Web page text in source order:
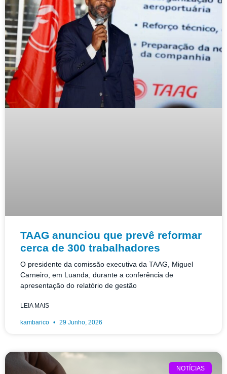
TAAG anunciou que prevê reformar
cerca de 300 trabalhadores
O presidente da comissão executiva da TAAG, Miguel
Carneiro, em Luanda, durante a conferência de
apresentação do relatório de gestão
LEIA MAIS
kambarico 29 Junho, 2026
NOTÍCIAS